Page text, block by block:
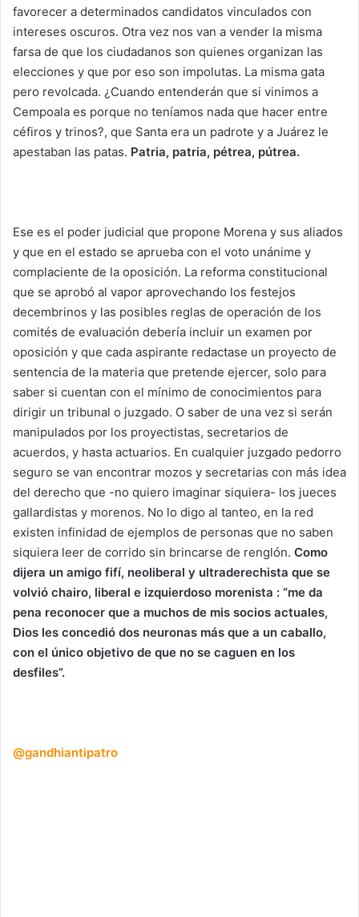
favorecer a determinados candidatos vinculados con
intereses oscuros. Otra vez nos van a vender la misma
farsa de que los ciudadanos son quienes organizan las
elecciones y que por eso son impolutas. La misma gata
pero revolcada. ¿Cuando entenderán que si vinimos a
Cempoala es porque no teníamos nada que hacer entre
céfiros y trinos?, que Santa era un padrote y a Juárez le
apestaban las patas. Patria, patria, pétrea, pútrea.
Ese es el poder judicial que propone Morena y sus aliados
y que en el estado se aprueba con el voto unánime y
complaciente de la oposición. La reforma constitucional
que se aprobó al vapor aprovechando los festejos
decembrinos y las posibles reglas de operación de los
comités de evaluación debería incluir un examen por
oposición y que cada aspirante redactase un proyecto de
sentencia de la materia que pretende ejercer, solo para
saber si cuentan con el mínimo de conocimientos para
dirigir un tribunal o juzgado. O saber de una vez si serán
manipulados por los proyectistas, secretarios de
acuerdos, y hasta actuarios. En cualquier juzgado pedorro
seguro se van encontrar mozos y secretarias con más idea
del derecho que -no quiero imaginar siquiera- los jueces
gallardistas y morenos. No lo digo al tanteo, en la red
existen infinidad de ejemplos de personas que no saben
siquiera leer de corrido sin brincarse de renglón. Como
dijera un amigo fifí, neoliberal y ultraderechista que se
volvió chairo, liberal e izquierdoso morenista : “me da
pena reconocer que a muchos de mis socios actuales,
Dios les concedió dos neuronas más que a un caballo,
con el único objetivo de que no se caguen en los
desfiles”.
@gandhiantipatro